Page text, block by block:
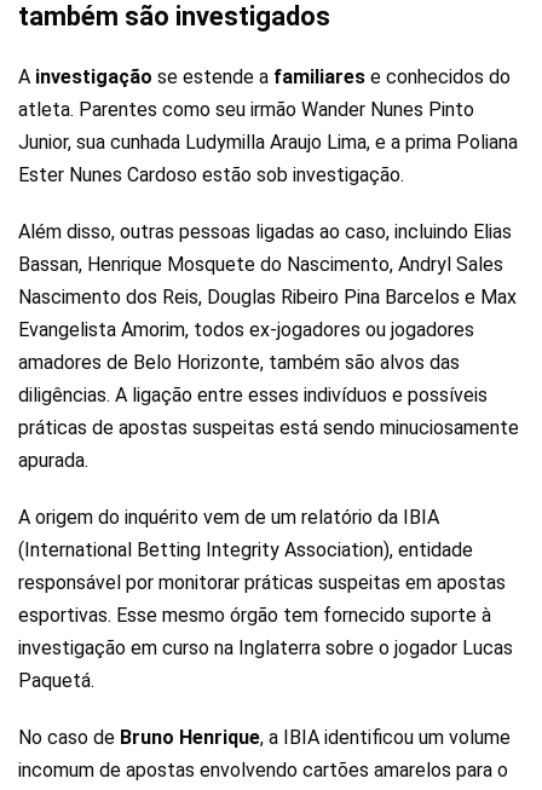
também são investigados
A investigação se estende a familiares e conhecidos do
atleta. Parentes como seu irmão Wander Nunes Pinto
Junior, sua cunhada Ludymilla Araujo Lima, e a prima Poliana
Ester Nunes Cardoso estão sob investigação.
Além disso, outras pessoas ligadas ao caso, incluindo Elias
Bassan, Henrique Mosquete do Nascimento, Andryl Sales
Nascimento dos Reis, Douglas Ribeiro Pina Barcelos e Max
Evangelista Amorim, todos ex-jogadores ou jogadores
amadores de Belo Horizonte, também são alvos das
diligências. A ligação entre esses indivíduos e possíveis
práticas de apostas suspeitas está sendo minuciosamente
apurada.
A origem do inquérito vem de um relatório da IBIA
(International Betting Integrity Association), entidade
responsável por monitorar práticas suspeitas em apostas
esportivas. Esse mesmo órgão tem fornecido suporte à
investigação em curso na Inglaterra sobre o jogador Lucas
Paquetá.
No caso de Bruno Henrique, a IBIA identificou um volume
incomum de apostas envolvendo cartões amarelos para o